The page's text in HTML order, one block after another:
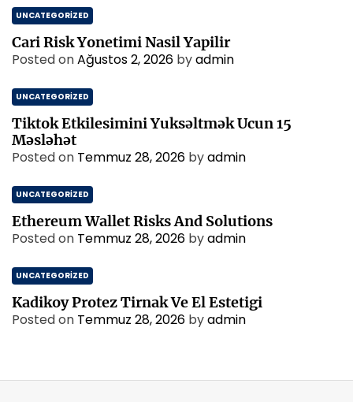
UNCATEGORIZED
Cari Risk Yonetimi Nasil Yapilir
Posted onAğustos 2, 2026 byadmin
UNCATEGORIZED
Tiktok Etkilesimini Yuksəltmək Ucun 15
Məsləhət
Posted on Temmuz 28, 2026 byadmin
UNCATEGORIZED
Ethereum Wallet Risks And Solutions
Posted on Temmuz 28, 2026 byadmin
UNCATEGORIZED
Kadikoy Protez Tirnak Ve El Estetigi
Posted on Temmuz 28, 2026 byadmin